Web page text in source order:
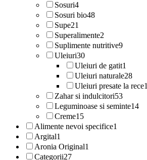
Sosuri4
Sosuri bio48
Supe21
Superalimente2
Suplimente nutritive9
Uleiuri30
Uleiuri de gatit1
Uleiuri naturale28
Uleiuri presate la rece1
Zahar si indulcitori53
Leguminoase si seminte14
Creme15
Alimente nevoi specifice1
Argital1
Aronia Original1
Categorii27